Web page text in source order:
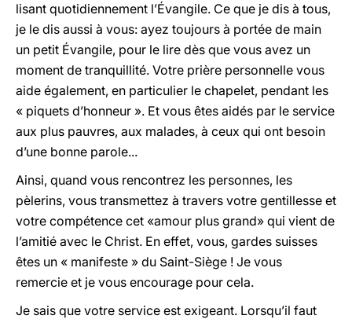
lisant quotidiennement l’Évangile. Ce que je dis à tous,
je le dis aussi à vous: ayez toujours à portée de main
un petit Évangile, pour le lire dès que vous avez un
moment de tranquillité. Votre prière personnelle vous
aide également, en particulier le chapelet, pendant les
« piquets d’honneur ». Et vous êtes aidés par le service
aux plus pauvres, aux malades, à ceux qui ont besoin
d’une bonne parole...
Ainsi, quand vous rencontrez les personnes, les
pèlerins, vous transmettez à travers votre gentillesse et
votre compétence cet «amour plus grand» qui vient de
l’amitié avec le Christ. En effet, vous, gardes suisses
êtes un « manifeste » du Saint-Siège ! Je vous
remercie et je vous encourage pour cela.
Je sais que votre service est exigeant. Lorsqu’il faut